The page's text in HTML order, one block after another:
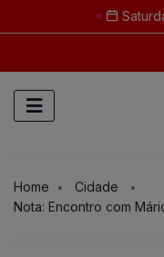
Home
Cidade
Nota: Encontro com